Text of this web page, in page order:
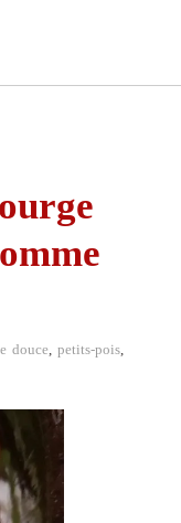
douce,petits-pois,